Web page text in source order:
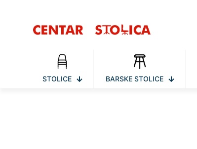
STOLICE BARSKE STOLICE